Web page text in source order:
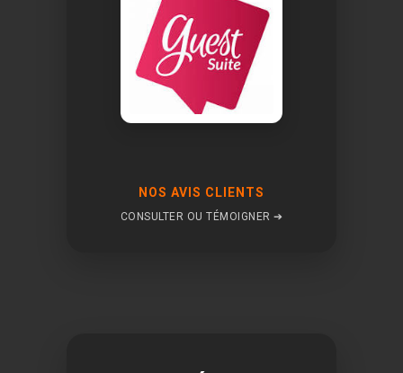
NOS AVIS CLIENTS
CONSULTER OU TÉMOIGNER ➔